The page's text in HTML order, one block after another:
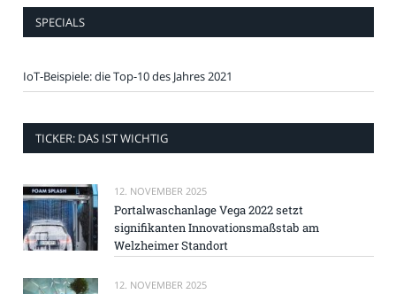
SPECIALS
IoT-Beispiele: die Top-10 des Jahres 2021
TICKER: DAS IST WICHTIG
12. NOVEMBER 2025
Portalwaschanlage Vega 2022 setzt
signifikanten Innovationsmaßstab am
Welzheimer Standort
12. NOVEMBER 2025